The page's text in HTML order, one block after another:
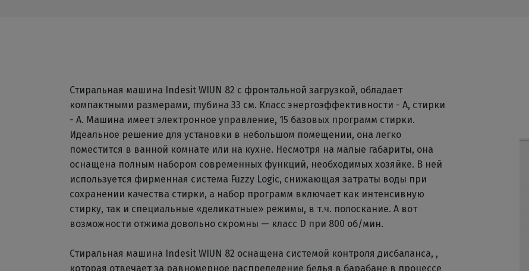
Стиральная машина Indesit WIUN 82 с фронтальной загрузкой, обладает
компактными размерами, глубина 33 см. Класс энергоэффективности - А, стирки
- А. Машина имеет электронное управление, 15 базовых программ стирки.
Идеальное решение для установки в небольшом помещении, она легко
поместится в ванной комнате или на кухне. Несмотря на малые габариты, она
оснащена полным набором современных функций, необходимых хозяйке. В ней
используется фирменная система Fuzzy Logic, снижающая затраты воды при
сохранении качества стирки, а набор программ включает как интенсивную
стирку, так и специальные «деликатные» режимы, в т.ч. полоскание. А вот
возможности отжима довольно скромны — класс D при 800 об/мин.
Стиральная машина Indesit WIUN 82 оснащена системой контроля дисбаланса, ,
которая отвечает за равномерное распределение белья в барабане в процессе